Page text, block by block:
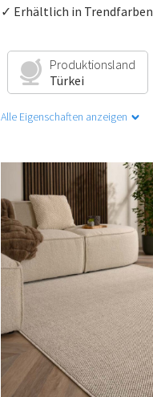
✓ Erhältlich in Trendfarben
Produktionsland
Türkei
Alle Eigenschaften anzeigen